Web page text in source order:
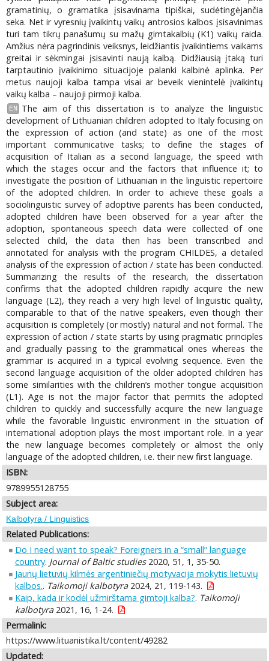
gramatinių, o gramatika įsisavinama tipiškai, sudėtingėjančia
seka. Net ir vyresnių įvaikintų vaikų antrosios kalbos įsisavinimas
turi tam tikrų panašumų su mažų gimtakalbių (K1) vaikų raida.
Amžius nėra pagrindinis veiksnys, leidžiantis įvaikintiems vaikams
greitai ir sėkmingai įsisavinti naują kalbą. Didžiausią įtaką turi
tarptautinio įvaikinimo situacijoje palanki kalbinė aplinka. Per
metus naujoji kalba tampa visai ar beveik vienintelė įvaikintų
vaikų kalba – naujoji pirmoji kalba.
EN
The aim of this dissertation is to analyze the linguistic
development of Lithuanian children adopted to Italy focusing on
the expression of action (and state) as one of the most
important communicative tasks; to define the stages of
acquisition of Italian as a second language, the speed with
which the stages occur and the factors that influence it; to
investigate the position of Lithuanian in the linguistic repertoire
of the adopted children. In order to achieve these goals a
sociolinguistic survey of adoptive parents has been conducted,
adopted children have been observed for a year after the
adoption, spontaneous speech data were collected of one
selected child, the data then has been transcribed and
annotated for analysis with the program CHILDES, a detailed
analysis of the expression of action / state has been conducted.
Summarizing the results of the research, the dissertation
confirms that the adopted children rapidly acquire the new
language (L2), they reach a very high level of linguistic quality,
comparable to that of the native speakers, even though their
acquisition is completely (or mostly) natural and not formal. The
expression of action / state starts by using pragmatic principles
and gradually passing to the grammatical ones whereas the
grammar is acquired in a typical evolving sequence. Even the
second language acquisition of the older adopted children has
some similarities with the children’s mother tongue acquisition
(L1). Age is not the major factor that permits the adopted
children to quickly and successfully acquire the new language
while the favorable linguistic environment in the situation of
international adoption plays the most important role. In a year
the new language becomes completely or almost the only
language of the adopted children, i.e. their new first language.
ISBN:
9789955128755
Subject area:
Kalbotyra / Linguistics
Related Publications:
Do I need want to speak? Foreigners in a “small” language
country. Journal of Baltic studies2020, 51, 1, 35-50.
Jaunų lietuvių kilmės argentiniečių motyvacija mokytis lietuvių
kalbos.. Taikomoji kalbotyra2024, 21, 119-143.
Kaip, kada ir kodėl užmirštama gimtoji kalba?. Taikomoji
kalbotyra2021, 16, 1-24.
Permalink:
https://www.lituanistika.lt/content/49282
Updated: